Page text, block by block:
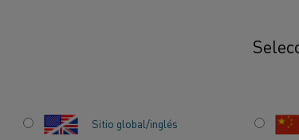
Sitio global/inglés
Historias que inspiran Superación de los desafíos